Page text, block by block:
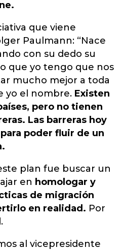
que viene
Paulmann: “Nace
con su dedo su
que yo tengo que nos
mucho mejor a toda
yo el nombre. Existen
pero no tienen
Las barreras hoy
poder fluir de un
plan fue buscar un
en homologar y
de migración
en realidad. Por
al vicepresidente